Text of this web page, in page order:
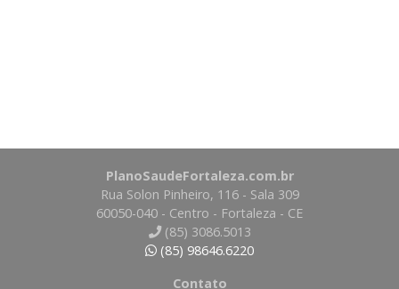
PlanoSaudeFortaleza.com.br
Rua Solon Pinheiro, 116 - Sala 309
60050-040 - Centro - Fortaleza - CE
(85) 3086.5013
(85) 98646.6220
Contato